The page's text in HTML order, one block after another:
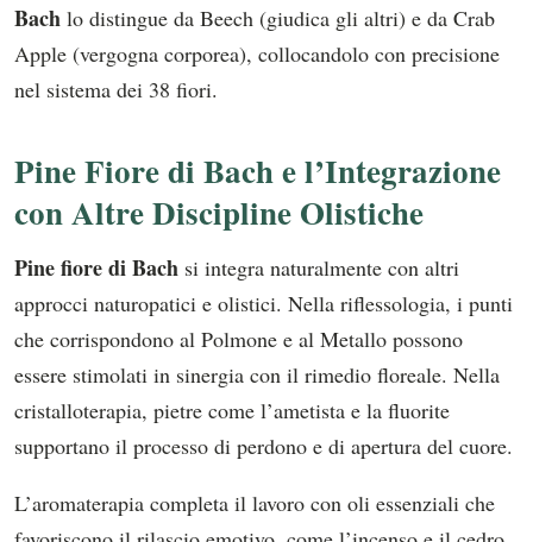
Bach lo distingue da Beech (giudica gli altri) e da Crab
Apple (vergogna corporea), collocandolo con precisione
nel sistema dei 38 fiori.
Pine Fiore di Bach e l’Integrazione
con Altre Discipline Olistiche
Pine fiore di Bach si integra naturalmente con altri
approcci naturopatici e olistici. Nella riflessologia, i punti
che corrispondono al Polmone e al Metallo possono
essere stimolati in sinergia con il rimedio floreale. Nella
cristalloterapia, pietre come l’ametista e la fluorite
supportano il processo di perdono e di apertura del cuore.
L’aromaterapia completa il lavoro con oli essenziali che